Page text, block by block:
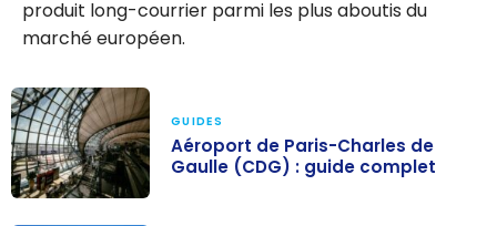
produit long-courrier parmi les plus aboutis du
marché européen.
GUIDES
Aéroport de Paris-Charles de
Gaulle (CDG) : guide complet